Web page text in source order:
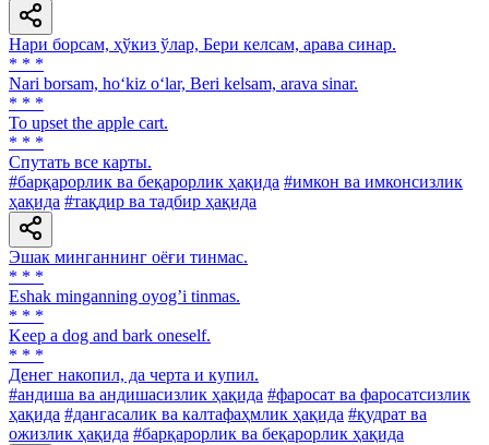
Нари борсам, ҳўкиз ўлар, Бери келсам, арава синар.
* * *
Nari borsam, ho‘kiz o‘lar, Beri kelsam, arava sinar.
* * *
То upset the apple cart.
* * *
Спутать все карты.
#барқарорлик ва беқарорлик ҳақида #имкон ва имконсизлик
ҳақида #тақдир ва тадбир ҳақида
Эшак минганнинг оёғи тинмас.
* * *
Eshak minganning oyogʼi tinmas.
* * *
Keep a dog and bark oneself.
* * *
Денег накопил, да черта и купил.
#андиша ва андишасизлик ҳақида #фаросат ва фаросатсизлик
ҳақида #дангасалик ва калтафаҳмлик ҳақида #қудрат ва
ожизлик ҳақида #барқарорлик ва беқарорлик ҳақида